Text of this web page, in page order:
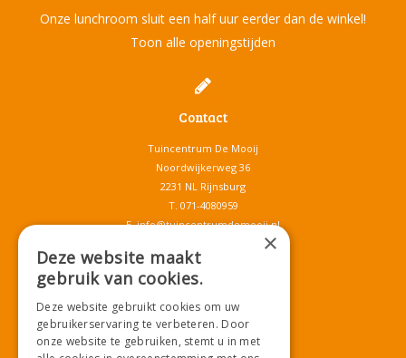
Onze lunchroom sluit een half uur eerder dan de winkel!
Toon alle openingstijden
Contact
Tuincentrum De Mooij
Noordwijkerweg 36
2231 NL Rijnsburg
T. 071-4080959
E.info@tuincentrumdemooij.nl
Download onze App!
×
Deze website maakt
gebruik van cookies.
Deze website gebruikt cookies om uw
gebruikerservaring te verbeteren. Door
onze website te gebruiken, stemt u in met